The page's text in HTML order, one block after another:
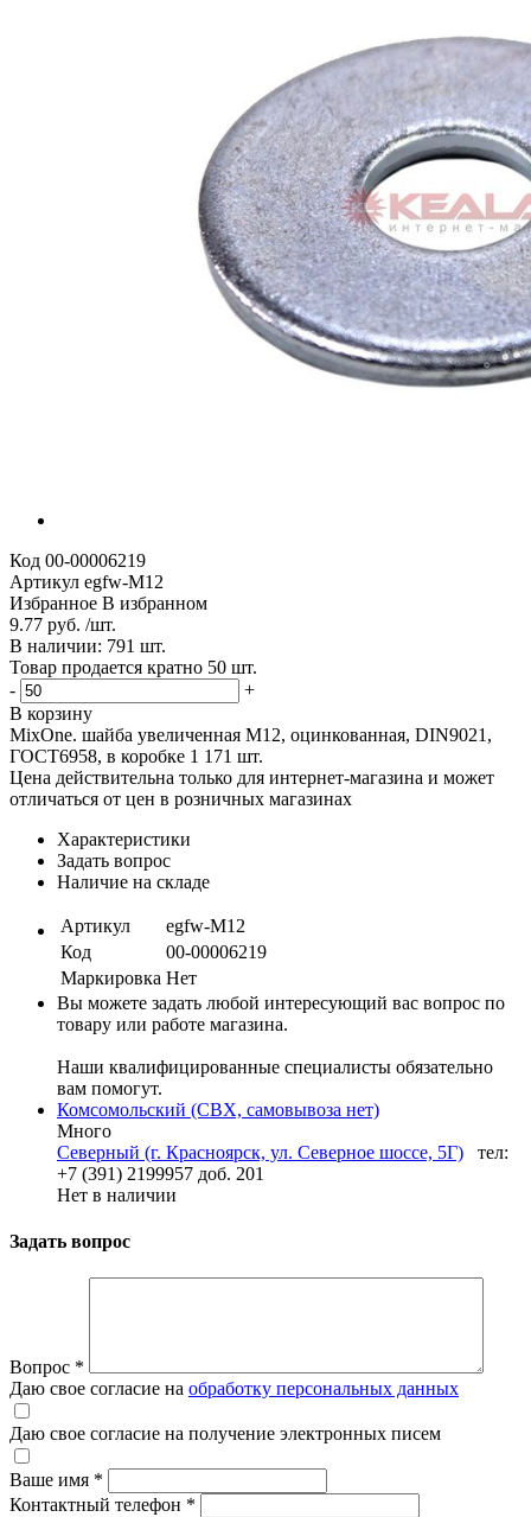
Код 00-00006219
Артикул egfw-M12
Избранное В избранном
9.77 руб. /шт.
В наличии: 791 шт.
Товар продается кратно 50 шт.
-
+
В корзину
MixOne. шайба увеличенная М12, оцинкованная, DIN9021,
ГОСТ6958, в коробке 1 171 шт.
Цена действительна только для интернет-магазина и может
отличаться от цен в розничных магазинах
Характеристики
Задать вопрос
Наличие на складе
Артикул
egfw-M12
Код
00-00006219
Маркировка Нет
Вы можете задать любой интересующий вас вопрос по
товару или работе магазина.
Наши квалифицированные специалисты обязательно
вам помогут.
Комсомольский (СВХ, самовывоза нет)
Много
Северный (г. Красноярск, ул. Северное шоссе, 5Г)
тел:
+7 (391) 2199957 доб. 201
Нет в наличии
Задать вопрос
Вопрос *
Даю свое согласие на обработку персональных данных
Даю свое согласие на получение электронных писем
Ваше имя *
Контактный телефон *